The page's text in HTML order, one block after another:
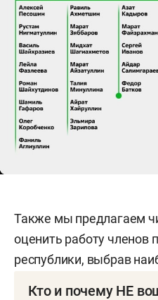
Также мы предлагаем
оценить работу членов
республики, выбрав
Кто и почему НЕ